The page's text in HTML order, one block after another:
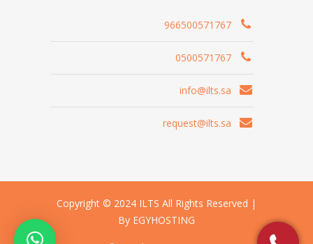
966500571767
0500571767
info@ilts.sa
request@ilts.sa
Copyright © 2024 ILTS All Rights Reserved |
By EGYHOSTING